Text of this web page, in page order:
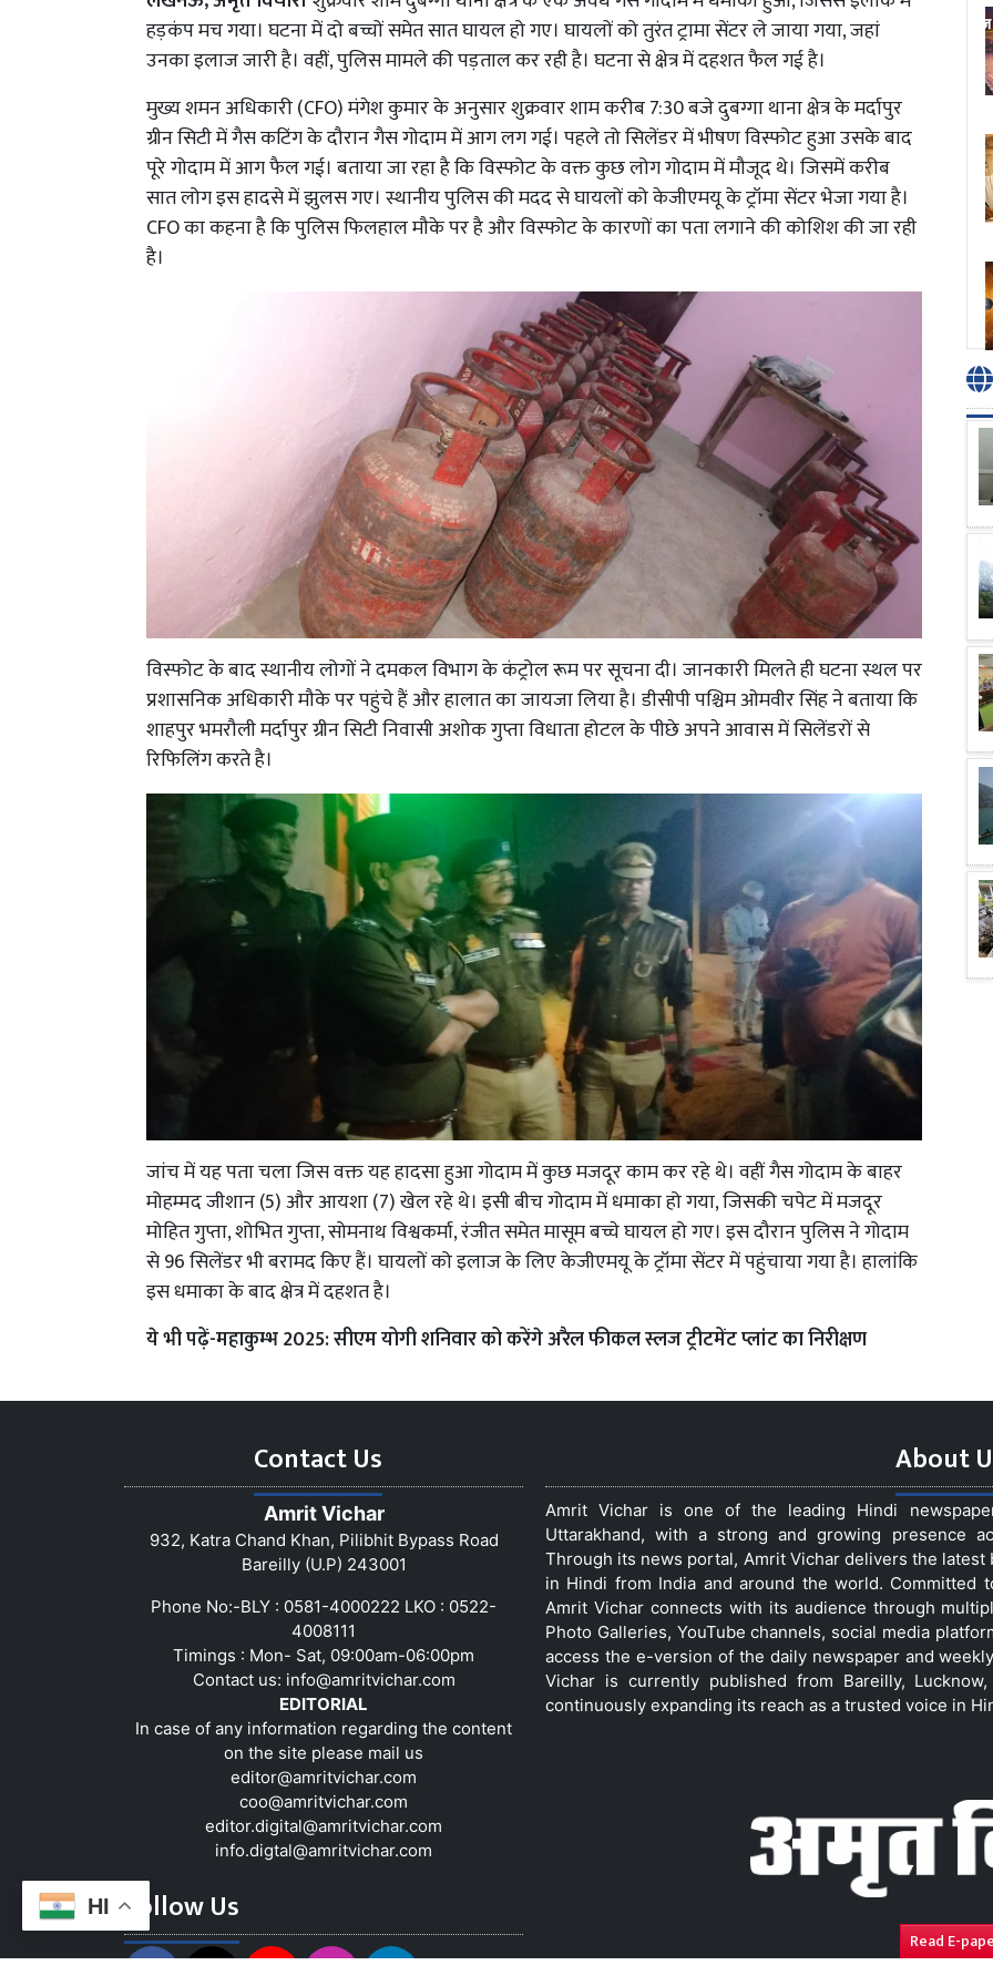
HI
हड़कंप मच गया। घटना में दो बच्चों समेत सात घायल हो गए। घायलों को तुरंत ट्रामा सेंटर ले जाया गया, जहां
उनका इलाज जारी है। वहीं, पुलिस मामले की पड़ताल कर रही है। घटना से क्षेत्र में दहशत फैल गई है।
मुख्य शमन अधिकारी (CFO) मंगेश कुमार के अनुसार शुक्रवार शाम करीब 7:30 बजे दुबग्गा थाना क्षेत्र के मर्दापुर
ग्रीन सिटी में गैस कटिंग के दौरान गैस गोदाम में आग लग गई। पहले तो सिलेंडर में भीषण विस्फोट हुआ उसके बाद
पूरे गोदाम में आग फैल गई। बताया जा रहा है कि विस्फोट के वक्त कुछ लोग गोदाम में मौजूद थे। जिसमें करीब
सात लोग इस हादसे में झुलस गए। स्थानीय पुलिस की मदद से घायलों को केजीएमयू के ट्रॉमा सेंटर भेजा गया है।
CFO का कहना है कि पुलिस फिलहाल मौके पर है और विस्फोट के कारणों का पता लगाने की कोशिश की जा रही
है।
विस्फोट के बाद स्थानीय लोगों ने दमकल विभाग के कंट्रोल रूम पर सूचना दी। जानकारी मिलते ही घटना स्थल पर
प्रशासनिक अधिकारी मौके पर पहुंचे हैं और हालात का जायजा लिया है। डीसीपी पश्चिम ओमवीर सिंह ने बताया कि
शाहपुर भमरौली मर्दापुर ग्रीन सिटी निवासी अशोक गुप्ता विधाता होटल के पीछे अपने आवास में सिलेंडरों से
रिफिलिंग करते है।
जांच में यह पता चला जिस वक्त यह हादसा हुआ गोदाम में कुछ मजदूर काम कर रहे थे। वहीं गैस गोदाम के बाहर
मोहम्मद जीशान (5) और आयशा (7) खेल रहे थे। इसी बीच गोदाम में धमाका हो गया, जिसकी चपेट में मजदूर
मोहित गुप्ता, शोभित गुप्ता, सोमनाथ विश्वकर्मा, रंजीत समेत मासूम बच्चे घायल हो गए। इस दौरान पुलिस ने गोदाम
से 96 सिलेंडर भी बरामद किए हैं। घायलों को इलाज के लिए केजीएमयू के ट्रॉमा सेंटर में पहुंचाया गया है। हालांकि
इस धमाका के बाद क्षेत्र में दहशत है।
ये भी पढ़ें-महाकुम्भ 2025: सीएम योगी शनिवार को करेंगे अरैल फीकल स्लज ट्रीटमेंट प्लांट का निरीक्षण
Contact Us
Amrit Vichar
932, Katra Chand Khan, Pilibhit Bypass Road
Bareilly (U.P) 243001
Phone No:-BLY : 0581-4000222 LKO : 0522-
4008111
Timings : Mon- Sat, 09:00am-06:00pm
Contact us: info@amritvichar.com
EDITORIAL
In case of any information regarding the content
on the site please mail us
editor@amritvichar.com
coo@amritvichar.com
editor.digital@amritvichar.com
info.digtal@amritvichar.com
Follow Us
About
Amrit Vichar is one of the leading Hindi
Uttarakhand, with a strong and growing presence
Through its news portal, Amrit Vichar delivers the
in Hindi from India and around the world. Committed
Amrit Vichar connects with its audience through
Photo Galleries, YouTube channels, social media
access the e-version of the daily newspaper and
Vichar is currently published from Bareilly,
continuously expanding its reach as a trusted voice in
Read E-